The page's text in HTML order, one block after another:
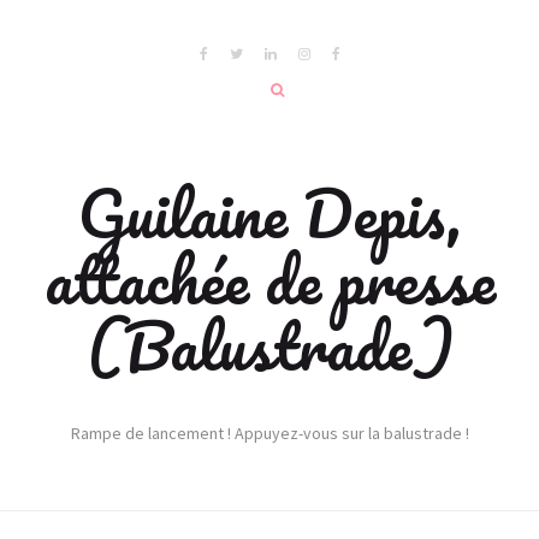
Guilaine Depis,
attachée de presse
(Balustrade)
Rampe de lancement ! Appuyez-vous sur la balustrade !